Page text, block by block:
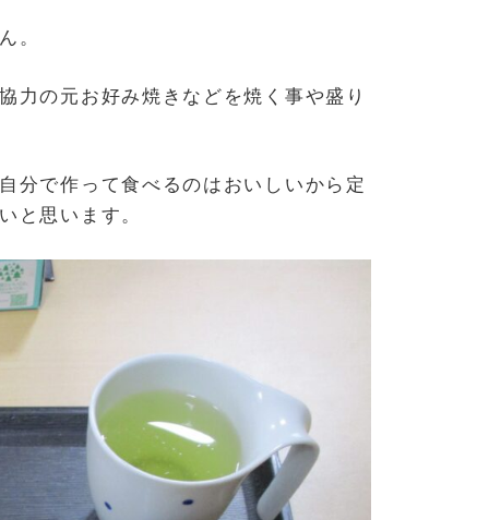
。
力の元お好み焼きなどを焼く事や盛り
分で作って食べるのはおいしいから定
と思います。